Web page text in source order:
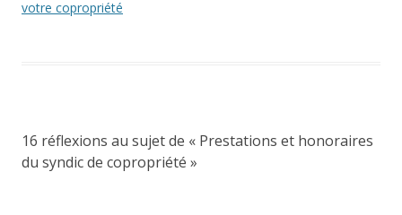
votre copropriété
16 réflexions au sujet de « Prestations et honoraires
du syndic de copropriété »